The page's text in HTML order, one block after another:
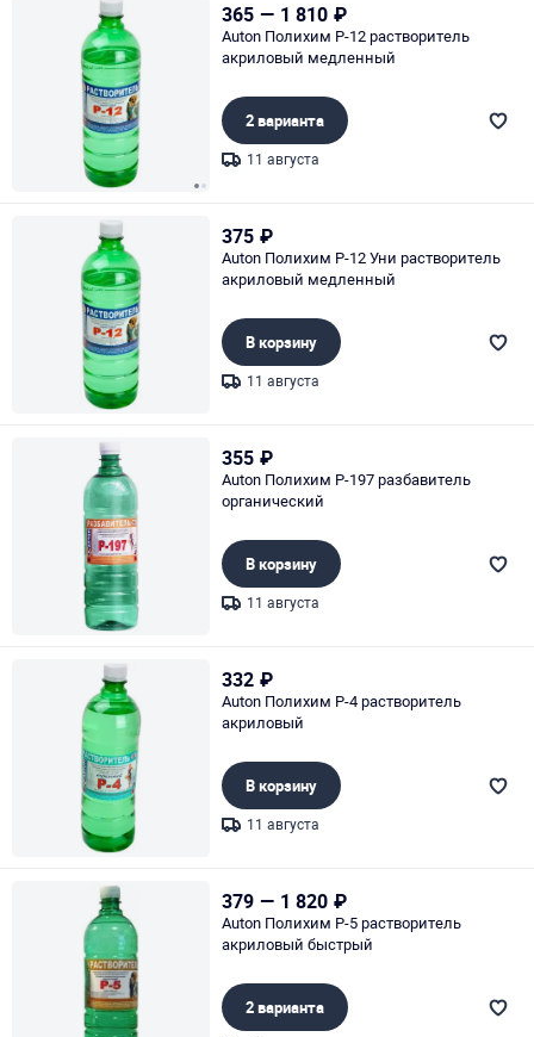
365 — 1 810 ₽
Auton Полихим Р-12 растворитель
акриловый медленный
2 варианта
11 августа
375 ₽
Auton Полихим Р-12 Уни растворитель
акриловый медленный
В корзину
11 августа
355 ₽
Auton Полихим Р-197 разбавитель
органический
В корзину
11 августа
332 ₽
Auton Полихим Р-4 растворитель
акриловый
В корзину
11 августа
379 — 1 820 ₽
Auton Полихим Р-5 растворитель
акриловый быстрый
2 варианта